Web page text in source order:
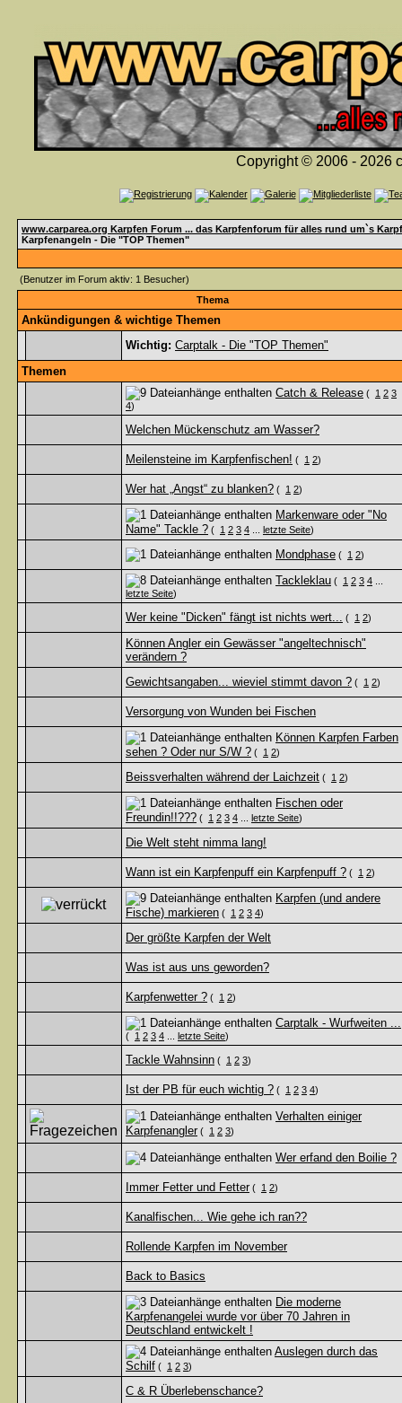
Copyright © 2006 - 2026
www.carparea.org Karpfen Forum ... das Karpfenforum für alles rund um`s
Karpfenangeln - Die "TOP Themen"
(Benutzer im Forum aktiv: 1 Besucher)
Thema
Ankündigungen & wichtige Themen
Wichtig: Carptalk - Die "TOP Themen"
Themen
Catch & Release ( 1 2 3
4)
Welchen Mückenschutz am Wasser?
Meilensteine im Karpfenfischen! ( 1 2)
Wer hat „Angst“ zu blanken? ( 1 2)
Markenware oder "No
Name" Tackle ? ( 1 2 3 4 letzte Seite)
Mondphase ( 1 2)
Tackleklau ( 1 2 3 4
letzte Seite)
Wer keine "Dicken" fängt ist nichts wert... ( 1 2)
Können Angler ein Gewässer "angeltechnisch"
verändern ?
Gewichtsangaben... wieviel stimmt davon ? ( 1 2)
Versorgung von Wunden bei Fischen
Können Karpfen Farben
sehen ? Oder nur S/W ? ( 1 2)
Beissverhalten während der Laichzeit ( 1 2)
Fischen oder
Freundin!!??? ( 1 2 3 4 letzte Seite)
Die Welt steht nimma lang!
Wann ist ein Karpfenpuff ein Karpfenpuff ? ( 1 2)
Karpfen (und andere
Fische) markieren ( 1 2 3 4)
Der größte Karpfen der Welt
Was ist aus uns geworden?
Karpfenwetter ? ( 1 2)
Carptalk - Wurfweiten ...
( 1 2 3 4 letzte Seite)
Tackle Wahnsinn ( 1 2 3)
Ist der PB für euch wichtig ? ( 1 2 3 4)
Verhalten einiger
Karpfenangler ( 1 2 3)
Wer erfand den Boilie ?
Immer Fetter und Fetter ( 1 2)
Kanalfischen... Wie gehe ich ran??
Rollende Karpfen im November
Back to Basics
Die moderne
Karpfenangelei wurde vor über 70 Jahren in
Deutschland entwickelt !
Auslegen durch das
Schilf ( 1 2 3)
C & R Überlebenschance?